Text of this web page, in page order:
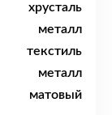
хрусталь
металл
текстиль
металл
матовый